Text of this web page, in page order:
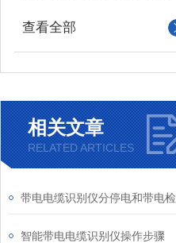
查看全部
相关文章
RELATED ARTICLES
智能带电电缆识别仪操作步骤